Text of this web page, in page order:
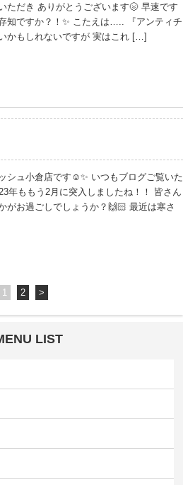
ただき ありがとうございます🌝 早速です
知ですか？！✨ こたえは….. 『アンティチ
かもしれないですが 実はこれ […]
シュ小倉店です☺️✨ いつもブログご覧いた
年ももう2月に突入しましたね！！ 皆さん
がお過ごしでしょうか？🙌🏻 最近は寒さ
1 2 >
LIST